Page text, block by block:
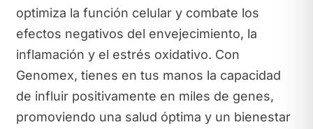
optimiza la función celular y combate los
efectos negativos del envejecimiento, la
inflamación y el estrés oxidativo. Con
Genomex, tienes en tus manos la capacidad
de influir positivamente en miles de genes,
promoviendo una salud óptima y un bienestar